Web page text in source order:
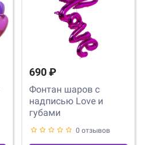
690 ₽
Фонтан шаров с
надписью Love и
губами
0 отзывов